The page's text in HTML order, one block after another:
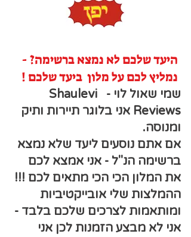
היעד שלכם לא נמצא ברשימה? -
נמליץ לכם על מלון ביעד שלכם !
שמי שאול לוי - Shaulevi
Reviews אני בלוגר תיירות ותיק
ומנוסה.
אם אתם נוסעים ליעד שלא נמצא
ברשימה הנ"ל - אני אמצא לכם
את המלון הכי הכי מתאים לכם !!!
ההמלצות שלי אובייקטיביות
ומותאמות לצרכים שלכם בלבד -
אני לא מבצע הזמנות לכן אני